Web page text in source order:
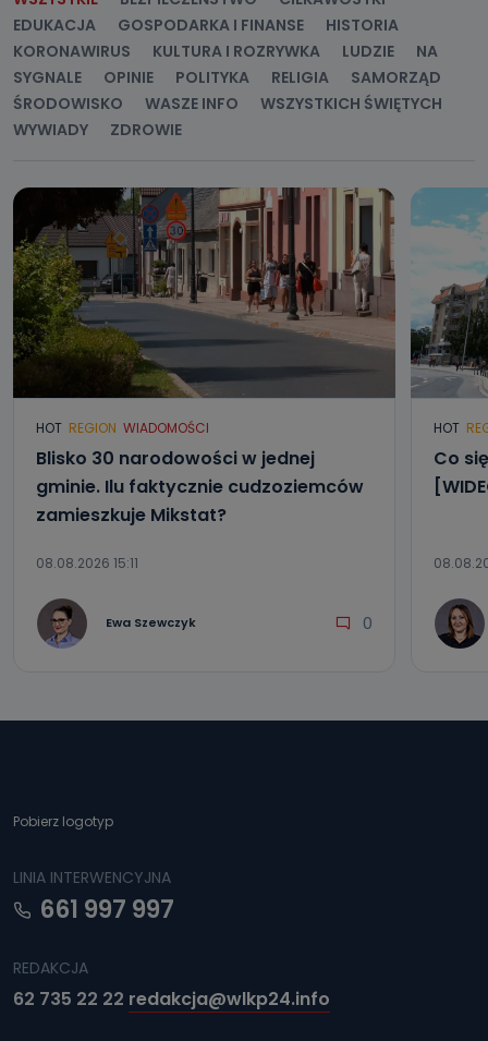
oraz partnerzy wspomagający administratora w jego
biznesowej działalności.
Jak skontaktować się z inspektorem
danych osobowych?
EDUKACJA
GOSPODARKA I FINANSE
HISTORIA
KORONAWIRUS
KULTURA I ROZRYWKA LUDZIE
NA
SYGNALE
OPINIE POLITYKA RELIGIA
SAMORZĄD
ŚRODOWISKO
WASZE INFO
WSZYSTKICH ŚWIĘTYCH
WYWIADY
ZDROWIE
HOT REGION WIADOMOŚCI
Blisko 30 narodowości w jednej
gminie. Ilu faktycznie cudzoziemców
zamieszkuje Mikstat?
08.08.2026 15:11
Ewa Szewczyk 0
HOT
Co
Pobierz logotyp
LINIA INTERWENCYJNA
661 997 997
REDAKCJA
62 735 22 22 redakcja@wlkp24.info